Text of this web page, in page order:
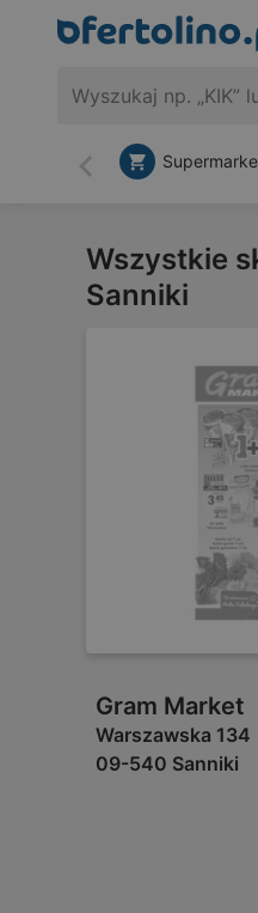
Wstecz
Wszystkie
Sanniki
Gram Market
Warszawska 134
09-540 Sanniki